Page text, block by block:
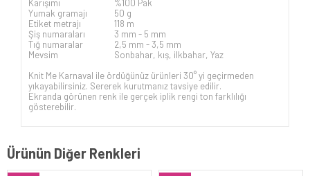
Karışımı
%100 Pak
Yumak gramajı
50 g
Etiket metrajı
118 m
Şiş numaraları
3 mm - 5 mm
Tığ numaralar
2,5 mm - 3,5 mm
Mevsim
Sonbahar, kış, ilkbahar, Yaz
Knit Me Karnaval ile ördüğünüz ürünleri 30° yi geçirmeden
yıkayabilirsiniz. Sererek kurutmanız tavsiye edilir.
Ekranda görünen renk ile gerçek iplik rengi ton farklılığı
gösterebilir.
Ürünün Diğer Renkleri